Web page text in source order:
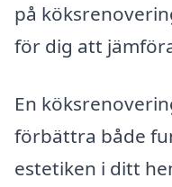
på
för dig att
En
förbättra både
estetiken i ditt